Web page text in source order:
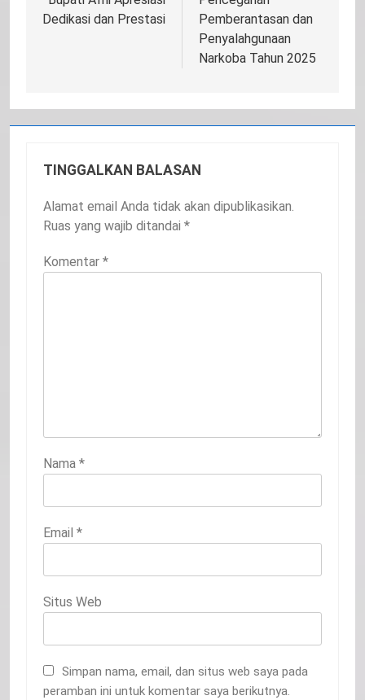
Dedikasi dan Prestasi
Pemberantasan dan
Penyalahgunaan
Narkoba Tahun 2025
TINGGALKAN BALASAN
Alamat email Anda tidak akan dipublikasikan.
Ruas yang wajib ditandai *
Komentar *
Nama *
Email *
Situs Web
Simpan nama, email, dan situs web saya pada
peramban ini untuk komentar saya berikutnya.